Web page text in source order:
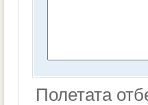
Полетата